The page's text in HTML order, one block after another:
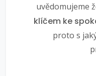
uvědomujeme
klíčem ke
proto s